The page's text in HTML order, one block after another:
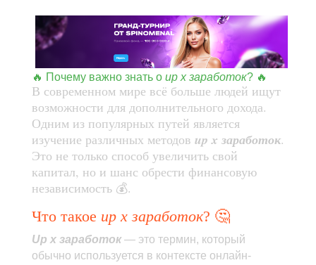
🔥 Почему важно знать о up x заработок? 🔥
В современном мире всё больше людей ищут
возможности для дополнительного дохода.
Одним из популярных путей является
изучение различных методов up x заработок.
Это не только способ увеличить свой
капитал, но и шанс обрести финансовую
независимость 💰.
Что такое up x заработок? 🤔
Up x заработок— это термин, который
обычно используется в контексте онлайн-